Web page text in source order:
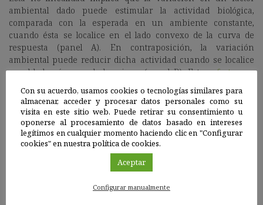
ambiental dado puede estimular la actividad biológica,
comparada con la esperada en un ambiente constante,
cuando ésta se localice en el lado convexo de la curva de
respuesta (panel A). En contraposición, la variación
ambiental puede reducir dicha actividad cuando se localice
en el lado cóncavo de la misma (panel B). Estos efectos no
ambiental alrededor de la media aumenta.
Con su acuerdo, usamos cookies o tecnologías similares para
almacenar, acceder y procesar datos personales como su
visita en este sitio web. Puede retirar su consentimiento u
oponerse al procesamiento de datos basado en intereses
legítimos en cualquier momento haciendo clic en "Configurar
cookies" en nuestra política de cookies.
Aceptar
Configurar manualmente